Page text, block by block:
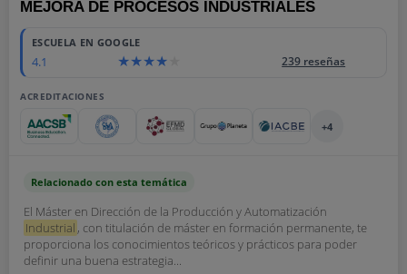
MEJORA DE PROCESOS INDUSTRIALES
ESCUELA EN GOOGLE
4.1 239 reseñas
ACREDITACIONES
+4
Relacionado con esta temática
El Máster en Dirección de la Producción y Automatización
Industrial , con titulación de máster en formación permanente, te
proporciona los conocimientos teóricos y prácticos para poder
definir una buena estrategia...